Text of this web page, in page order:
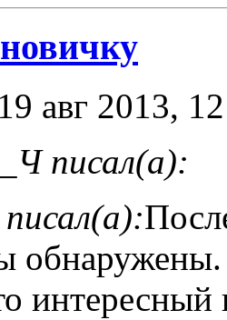
авг 2013,
писал(а):
обнаружены.
интересный